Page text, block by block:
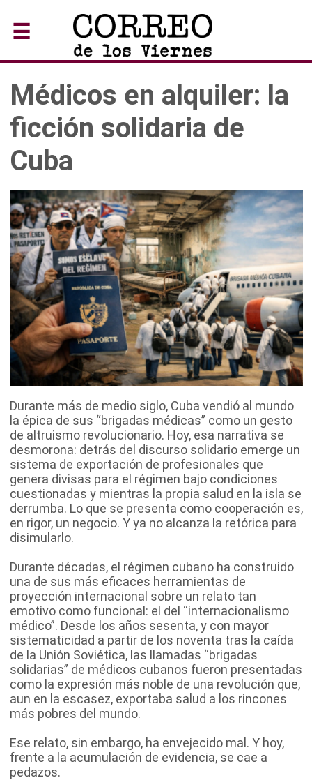
☰
Médicos en alquiler: la
ficción solidaria de
Cuba
Durante más de medio siglo, Cuba vendió al mundo
la épica de sus “brigadas médicas” como un gesto
de altruismo revolucionario. Hoy, esa narrativa se
desmorona: detrás del discurso solidario emerge un
sistema de exportación de profesionales que
genera divisas para el régimen bajo condiciones
cuestionadas y mientras la propia salud en la isla se
derrumba. Lo que se presenta como cooperación es,
en rigor, un negocio. Y ya no alcanza la retórica para
disimularlo.
Durante décadas, el régimen cubano ha construido
una de sus más eficaces herramientas de
proyección internacional sobre un relato tan
emotivo como funcional: el del “internacionalismo
médico”. Desde los años sesenta, y con mayor
sistematicidad a partir de los noventa tras la caída
de la Unión Soviética, las llamadas “brigadas
solidarias” de médicos cubanos fueron presentadas
como la expresión más noble de una revolución que,
aun en la escasez, exportaba salud a los rincones
más pobres del mundo.
Ese relato, sin embargo, ha envejecido mal. Y hoy,
frente a la acumulación de evidencia, se cae a
pedazos.